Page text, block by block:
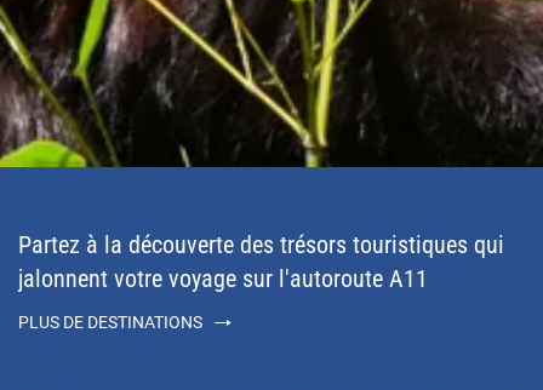
Partez à la découverte des trésors touristiques qui
jalonnent votre voyage sur l'autoroute A11
PLUS DE DESTINATIONS